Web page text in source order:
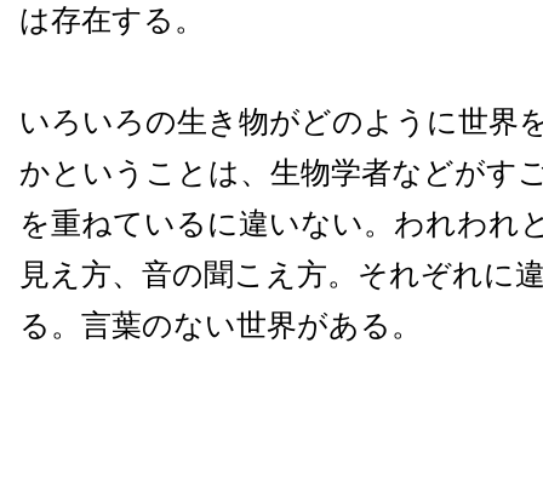
は存在する。
いろいろの生き物がどのように世界
かということは、生物学者などがす
を重ねているに違いない。われわれ
見え方、音の聞こえ方。それぞれに
る。言葉のない世界がある。